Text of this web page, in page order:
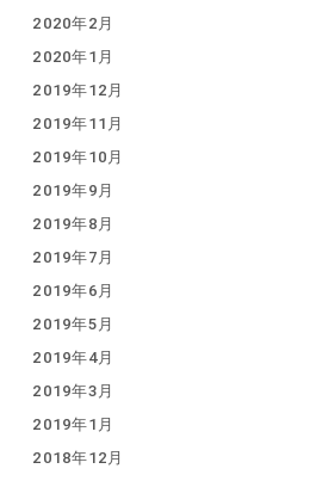
2020年2月
2020年1月
2019年12月
2019年11月
2019年10月
2019年9月
2019年8月
2019年7月
2019年6月
2019年5月
2019年4月
2019年3月
2019年1月
2018年12月